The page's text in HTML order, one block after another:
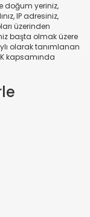
doğum yeriniz,
IP adresiniz,
üzerinden
başta olmak üzere
olarak tanımlanan
kapsamında